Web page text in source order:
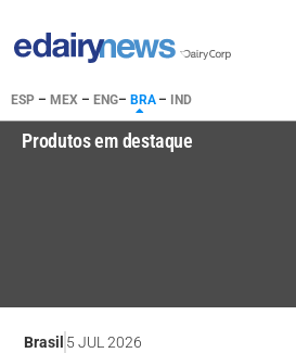
ESP – MEX – ENG– BRA– IND
Produtos em destaque
Brasil 5 JUL 2026